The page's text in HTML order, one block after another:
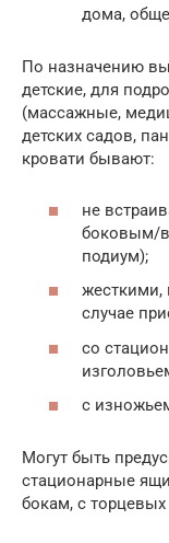
дома,
По назначению
детские, для
(массажные,
детских садов,
кровати бывают:
не
боковым/
подиум);
жесткими,
случае
со
с
Могут быть
стационарные
бокам, с